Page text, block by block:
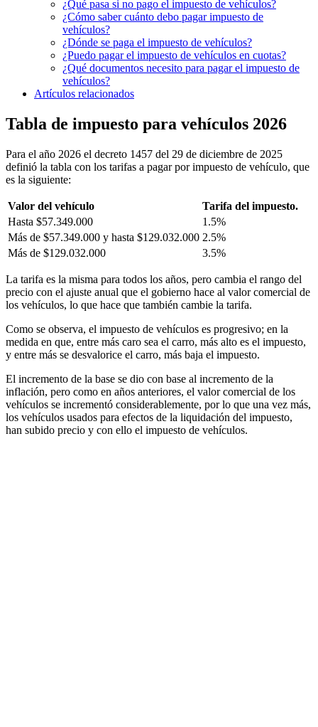
¿Qué pasa si no pago el impuesto de vehículos?
¿Cómo saber cuánto debo pagar impuesto de
vehículos?
¿Dónde se paga el impuesto de vehículos?
¿Puedo pagar el impuesto de vehículos en cuotas?
¿Qué documentos necesito para pagar el impuesto de
vehículos?
Artículos relacionados
Tabla de impuesto para vehículos 2026
Para el año 2026 el decreto 1457 del 29 de diciembre de 2025
definió la tabla con los tarifas a pagar por impuesto de vehículo, que
es la siguiente:
Valor del vehículo
Tarifa del impuesto.
Hasta $57.349.000
1.5%
Más de $57.349.000 y hasta $129.032.000 2.5%
Más de $129.032.000
3.5%
La tarifa es la misma para todos los años, pero cambia el rango del
precio con el ajuste anual que el gobierno hace al valor comercial de
los vehículos, lo que hace que también cambie la tarifa.
Como se observa, el impuesto de vehículos es progresivo; en la
medida en que, entre más caro sea el carro, más alto es el impuesto,
y entre más se desvalorice el carro, más baja el impuesto.
El incremento de la base se dio con base al incremento de la
inflación, pero como en años anteriores, el valor comercial de los
vehículos se incrementó considerablemente, por lo que una vez más,
los vehículos usados para efectos de la liquidación del impuesto,
han subido precio y con ello el impuesto de vehículos.